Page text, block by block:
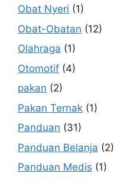
Obat Nyeri (1)
Obat-Obatan (12)
Olahraga (1)
Otomotif (4)
pakan (2)
Pakan Ternak (1)
Panduan (31)
Panduan Belanja (2)
Panduan Medis (1)